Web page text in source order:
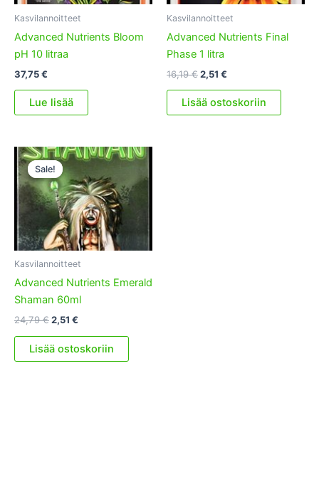
Kasvilannoitteet
Advanced Nutrients Bloom
pH 10 litraa
37,75€
Lue lisää
Kasvilannoitteet
Advanced Nutrients Final
Phase 1 litra
16,19€Alkuperäinen
oli:
16,19 €.
2,51 €
on:
2,51 €.
Lisää ostoskoriin
Sale!
Sale!
Kasvilannoitteet
Advanced Nutrients Emerald
Shaman 60ml
24,79€Alkuperäinen
oli:
24,79 €.
2,51 €
on:
2,51 €.
Lisää ostoskoriin